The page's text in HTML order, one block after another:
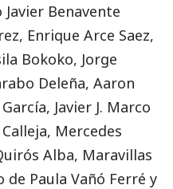
Benavente
Enrique Arce Saez,
Bokoko, Jorge
Deleña, Aaron
Javier J. Marco
Mercedes
Alba, Maravillas
de Paula Vañó Ferré y